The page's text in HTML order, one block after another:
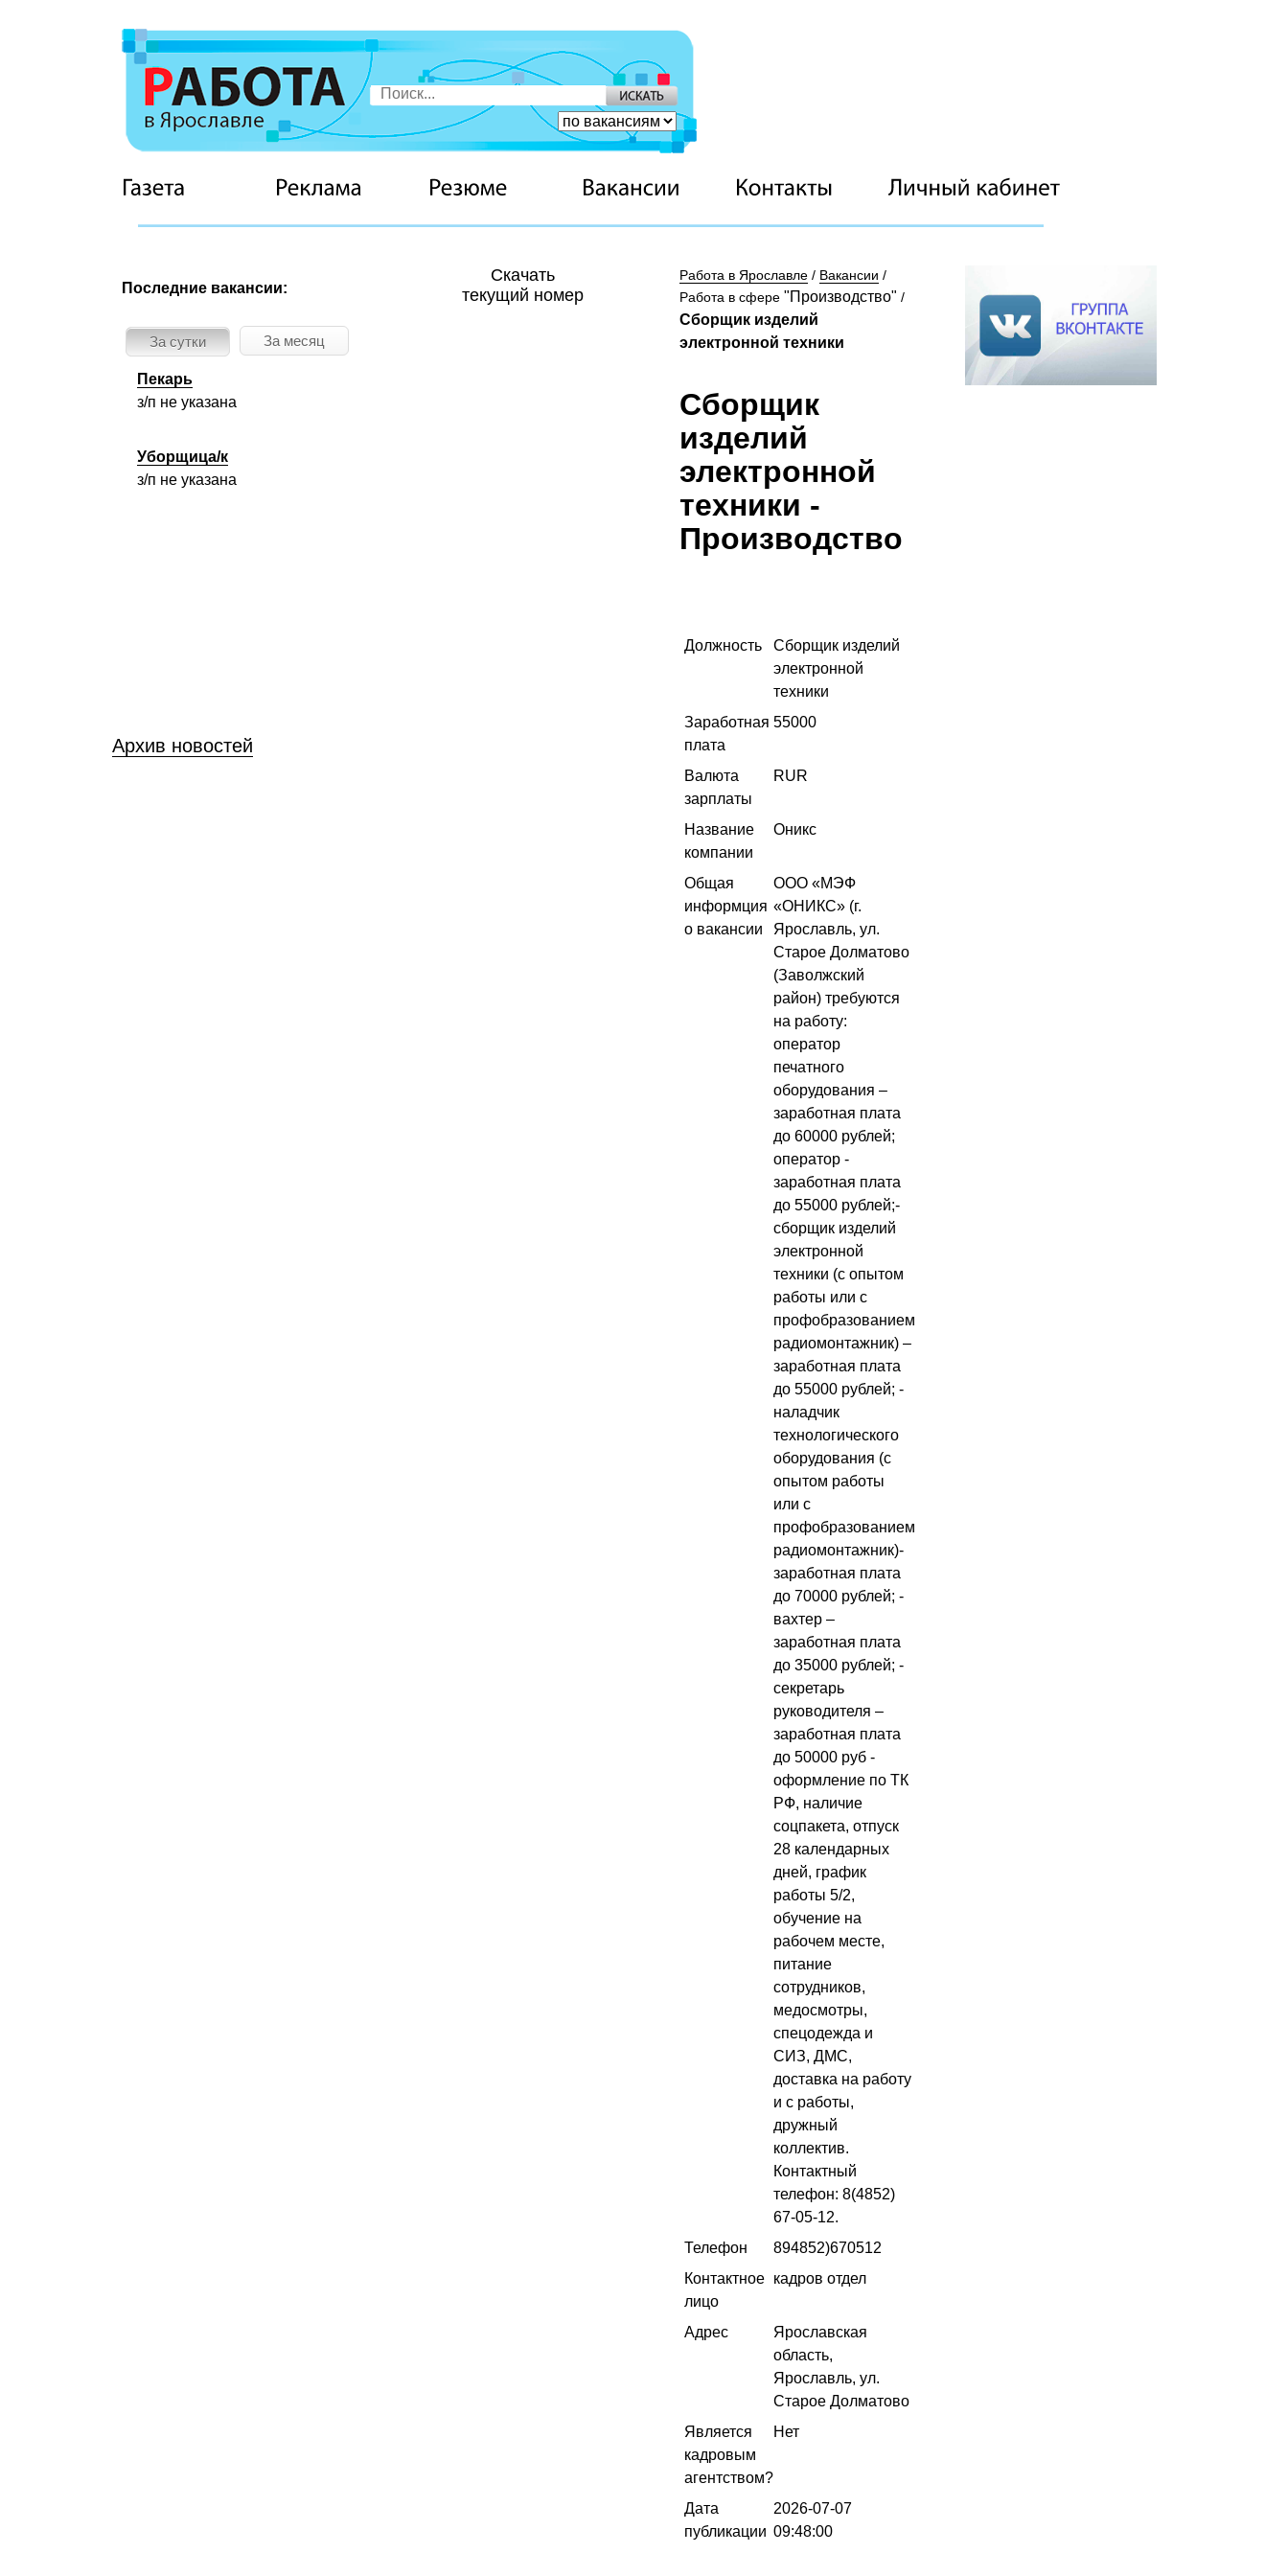
Работа в Ярославле / Вакансии /
Работа в сфере "Производство" /
Сборщик изделий
электронной техники
Сборщик
изделий
электронной
техники -
Производство
Должность
Сборщик изделий
электронной
техники
Заработная
плата
55000
Валюта
зарплаты
RUR
Название
компании
Оникс
Общая
информция
о вакансии
ООО «МЭФ
«ОНИКС» (г.
Ярославль, ул.
Старое Долматово
(Заволжский
район) требуются
на работу:
оператор
печатного
оборудования –
заработная плата
до 60000 рублей;
оператор -
заработная плата
до 55000 рублей;-
сборщик изделий
электронной
техники (с опытом
работы или с
профобразованием
радиомонтажник) –
заработная плата
до 55000 рублей; -
наладчик
технологического
оборудования (с
опытом работы
или с
профобразованием
радиомонтажник)-
заработная плата
до 70000 рублей; -
вахтер –
заработная плата
до 35000 рублей; -
секретарь
руководителя –
заработная плата
до 50000 руб -
оформление по ТК
РФ, наличие
соцпакета, отпуск
28 календарных
дней, график
работы 5/2,
обучение на
рабочем месте,
питание
сотрудников,
медосмотры,
спецодежда и
СИЗ, ДМС,
доставка на работу
и с работы,
дружный
коллектив.
Контактный
телефон: 8(4852)
67-05-12.
Телефон
894852)670512
Контактное
лицо
кадров отдел
Адрес
Ярославская
область,
Ярославль, ул.
Старое Долматово
Является
кадровым
агентством?
Нет
Дата
публикации
2026-07-07
09:48:00
Последние вакансии:
За сутки За месяц
Пекарь
з/п не указана
Уборщица/к
з/п не указана
Архив новостей
Скачать
текущий номер